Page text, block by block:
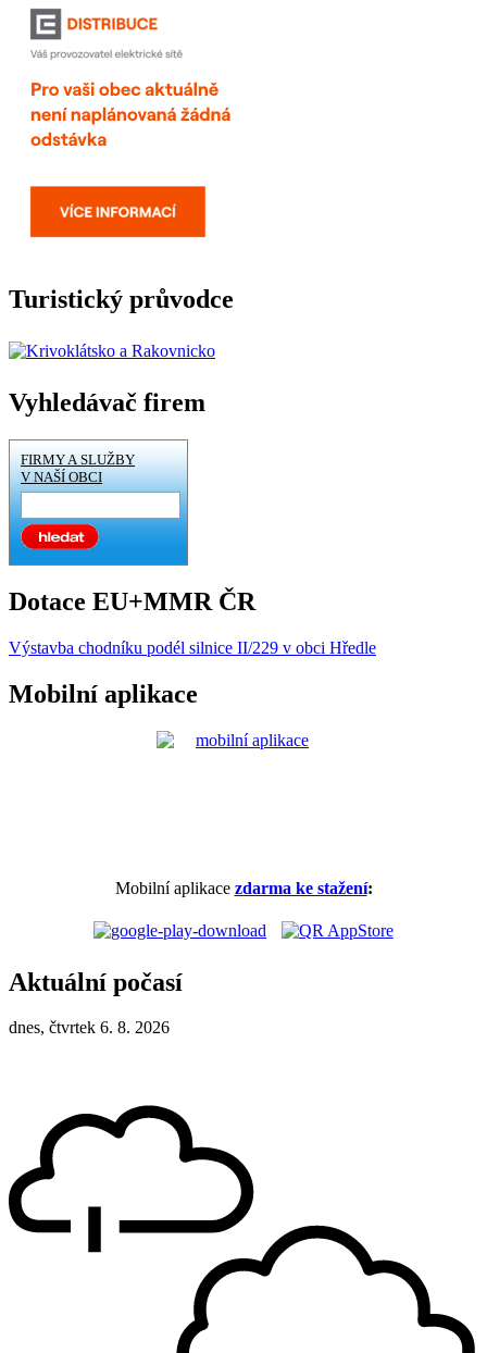
Turistický průvodce
Vyhledávač firem
FIRMY A SLUŽBY
V NAŠÍ OBCI
Dotace EU+MMR ČR
Výstavba chodníku podél silnice II/229 v obci Hředle
Mobilní aplikace
Mobilní aplikace zdarma ke stažení:
Aktuální počasí
dnes, čtvrtek 6. 8. 2026